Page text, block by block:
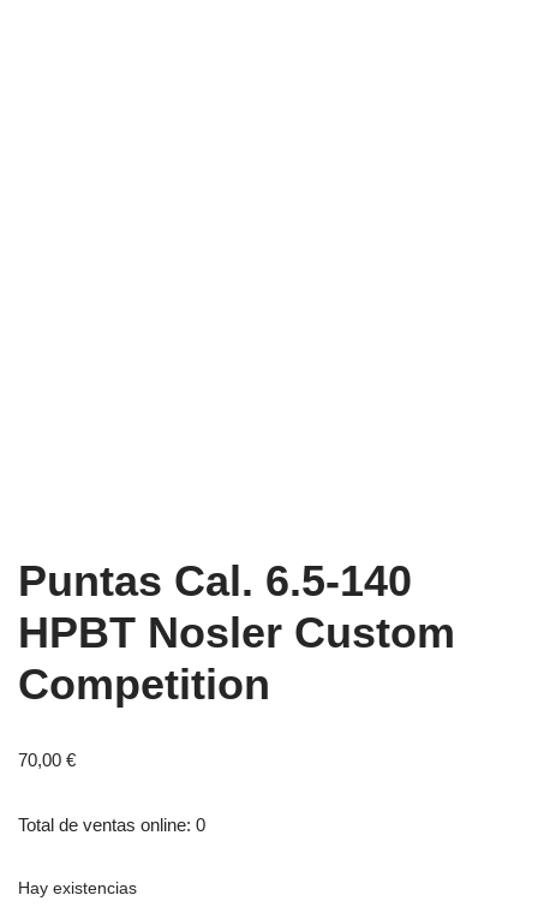
Puntas Cal. 6.5-140
HPBT Nosler Custom
Competition
70,00 €
Total de ventas online: 0
Hay existencias